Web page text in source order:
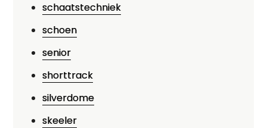
schaatstechniek
schoen
senior
shorttrack
silverdome
skeeler